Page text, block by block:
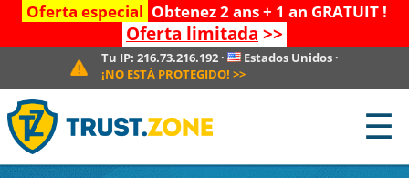
Oferta especial Obtenez 2 ans + 1 an GRATUIT !
Oferta limitada >>
Tu IP: 216.73.216.192· Estados Unidos ·
¡NO ESTÁ PROTEGIDO! >>
☰